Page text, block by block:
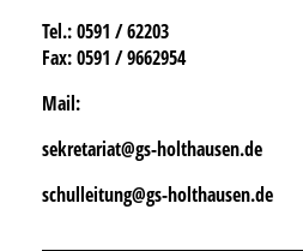
Tel.: 0591 / 62203
Fax:0591 / 9662954
Mail:
sekretariat@gs-holthausen.de
schulleitung@gs-holthausen.de